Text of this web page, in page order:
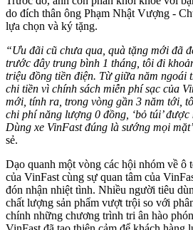
do đích thân ông Phạm Nhật Vượng -
lựa chọn và ký tặng.
“Ưu đãi cũ chưa qua, quà tặng mới đã
trước đây trung bình 1 tháng, tôi đi
triệu đồng tiền điện. Từgiữa năm ngoái
chi tiền vì chính sách miễn phí sạc của
mới, tính ra, trong vòng gần 3 năm tới,
chi phí năng lượng 0 đồng, ‘bỏ túi’
Dùng xe VinFast đúng là sướng mọi
sẻ.
Dạo quanh một vòng các hội nhóm về ô
của VinFast cùng sự quan tâm của
đón nhận nhiệt tình. Nhiều người tiêu
chất lượng sản phẩm vượt trội so với
chính những chương trình tri ân hào